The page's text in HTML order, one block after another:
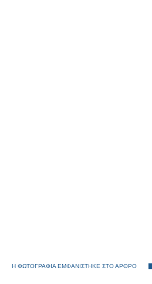
Η ΦΩΤΟΓΡΑΦΙΑ ΕΜΦΑΝΙΣΤΗΚΕ ΣΤΟ ΑΡΘΡΟ